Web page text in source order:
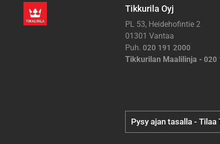
Tikkurila Oyj
PL 53, Heidehofintie 2
01301 Vantaa
Puh. 020 191 2000
Tikkurilan Maalilinja - 020
Pysy ajan tasalla -